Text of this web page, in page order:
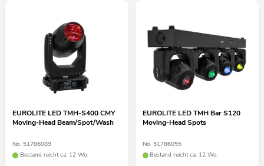
EUROLITE LED TMH-S400 CMY
Moving-Head Beam/Spot/Wash
No. 51786089
Bestand reicht ca. 12 Wo.
EUROLITE LED TMH Bar S120
Moving-Head Spots
No. 51786055
Bestand reicht ca. 12 Wo.